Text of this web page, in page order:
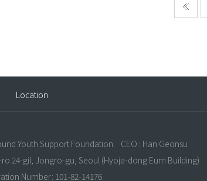
Location
Youth Support Foundation
CEO : Han Geonsu
ro 24-gil, Jongro-gu, Seoul (Hyoja-dong Eum Building)
Number: 101-82-14176